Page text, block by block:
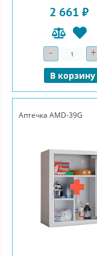
2 661 ₽
- Количество+
В корзину
Аптечка AMD-39G